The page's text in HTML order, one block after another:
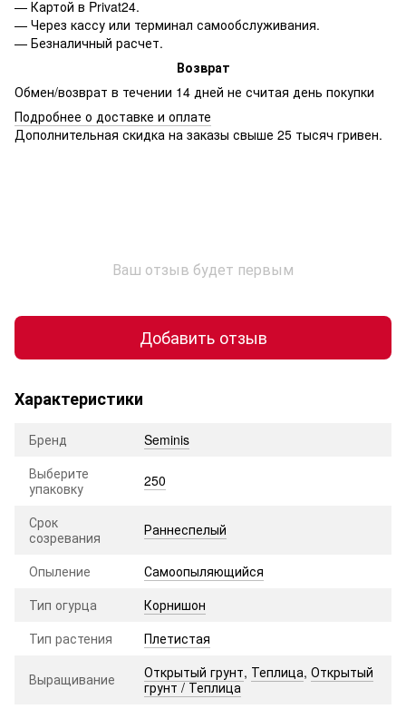
— Картой в Privat24.
— Через кассу или терминал самообслуживания.
— Безналичный расчет.
Возврат
Обмен/возврат в течении 14 дней не считая день покупки
Подробнее о доставке и оплате
Дополнительная скидка на заказы свыше 25 тысяч гривен.
Ваш отзыв будет первым
Добавить отзыв
Характеристики
Бренд
Seminis
Выберите
упаковку
250
Срок
созревания
Раннеспелый
Опыление
Самоопыляющийся
Тип огурца
Корнишон
Тип растения
Плетистая
Выращивание Открытый грунт, Теплица, Открытый
грунт / Теплица